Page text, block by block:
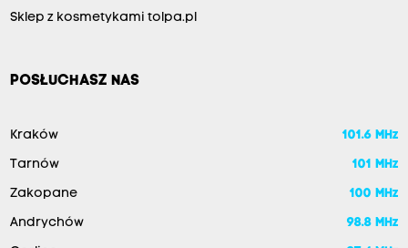
Sklep z kosmetykami tolpa.pl
POSŁUCHASZ NAS
Kraków 101.6 MHz
Tarnów 101 MHz
Zakopane 100 MHz
Andrychów 98.8 MHz